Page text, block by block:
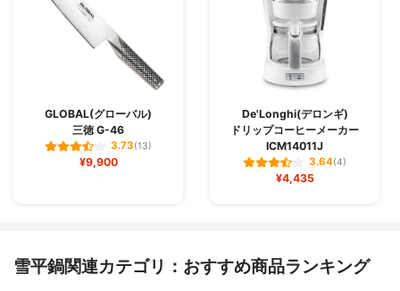
GLOBAL(グローバル)
三徳 G-46
3.73(13)
¥9,900
De'Longhi(デロンギ)
ドリップコーヒーメーカー
ICM14011J
3.64(4)
¥4,435
雪平鍋関連カテゴリ：おすすめ商品ランキング